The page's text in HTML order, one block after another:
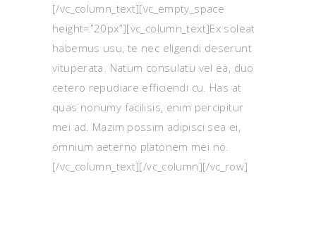
[/vc_column_text][vc_empty_space
height=”20px”][vc_column_text]Ex soleat
habemus usu, te nec eligendi deserunt
vituperata. Natum consulatu vel ea, duo
cetero repudiare efficiendi cu. Has at
quas nonumy facilisis, enim percipitur
mei ad. Mazim possim adipisci sea ei,
omnium aeterno platonem mei no.
[/vc_column_text][/vc_column][/vc_row]